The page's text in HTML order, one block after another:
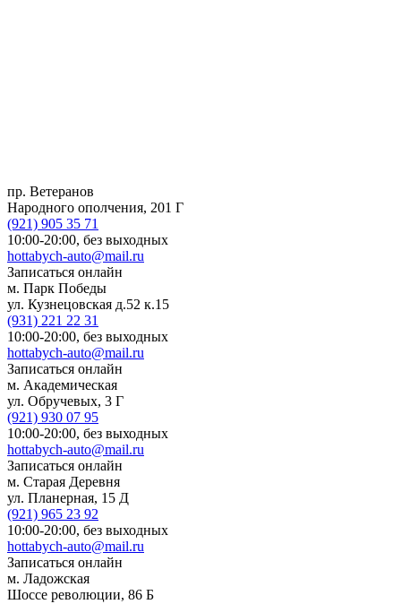
пр. Ветеранов
Народного ополчения, 201 Г
(921) 905 35 71
10:00-20:00, без выходных
hottabych-auto@mail.ru
Записаться онлайн
м. Парк Победы
ул. Кузнецовская д.52 к.15
(931) 221 22 31
10:00-20:00, без выходных
hottabych-auto@mail.ru
Записаться онлайн
м. Академическая
ул. Обручевых, 3 Г
(921) 930 07 95
10:00-20:00, без выходных
hottabych-auto@mail.ru
Записаться онлайн
м. Старая Деревня
ул. Планерная, 15 Д
(921) 965 23 92
10:00-20:00, без выходных
hottabych-auto@mail.ru
Записаться онлайн
м. Ладожская
Шоссе революции, 86 Б